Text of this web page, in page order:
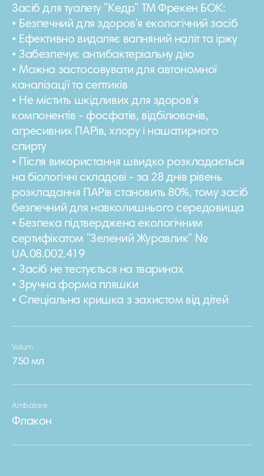
Засіб для туалету "Кедр" ТМ Фрекен БОК:
• Безпечний для здоров'я екологічний засіб
• Ефективно видаляє вапняний наліт та іржу
• Забезпечує антибактеріальну дію
• Можна застосовувати для автономної
каналізації та септиків
• Не містить шкідливих для здоров'я
компонентів - фосфатів, відбілювачів,
агресивних ПАРів, хлору і нашатирного
спирту
• Після використання швидко розкладається
на біологічні складові - за 28 днів рівень
розкладання ПАРів становить 80%, тому засіб
безпечний для навколишнього середовища
• Безпека підтверджена екологічним
сертифікатом "Зелений Журавлик" №
UA.08.002.419
• Засіб не тестується на тваринах
• Зручна форма пляшки
• Спеціальна кришка з захистом від дітей
Volum
750 мл
Ambalare
Флакон